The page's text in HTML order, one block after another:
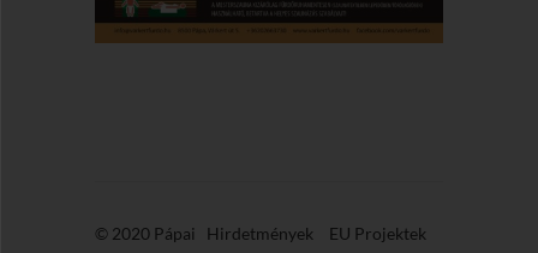
© 2020 Pápai Hirdetmények EU Projektek